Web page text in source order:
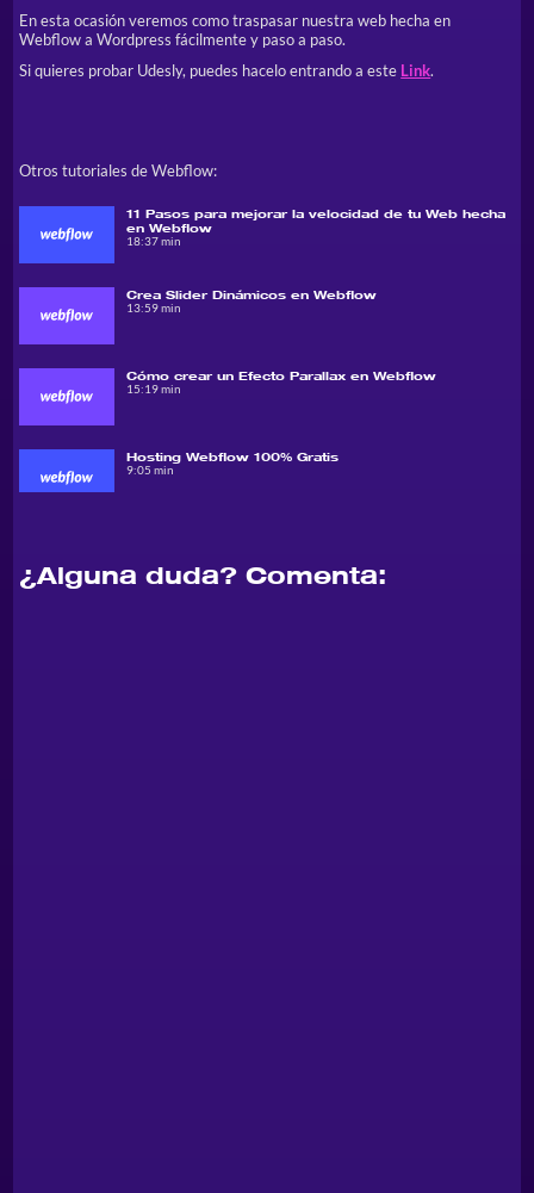
En esta ocasión veremos como traspasar nuestra web hecha en
Webflow a Wordpress fácilmente y paso a paso.
Si quieres probar Udesly, puedes hacelo entrando a este Link.
Otros tutoriales de Webflow:
11 Pasos para mejorar la velocidad de tu Web hecha
en Webflow
18:37 min
Crea Slider Dinámicos en Webflow
13:59 min
Cómo crear un Efecto Parallax en Webflow
15:19 min
Hosting Webflow 100% Gratis
9:05 min
¿Alguna duda? Comenta: